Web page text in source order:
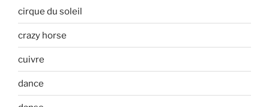
cirque du soleil
crazy horse
cuivre
dance